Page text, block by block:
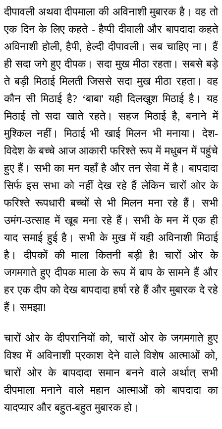
दीपावली अथवा दीपमाला की अविनाशी मुबारक है। वह तो
एक दिन के लिए कहते - हैप्पी दीवाली और बापदादा कहते
अविनाशी होली, हैपी, हेल्दी दीपावली। सब चाहिए ना। हैं
ही सदा जगे हुए दीपक। सदा मुख मीठा रहता। सबसे बड़े
ते बड़ी मिठाई मिलती जिससे सदा मुख मीठा रहता। वह
कौन सी मिठाई है? ‘बाबा' यही दिलखुश मिठाई है। यह
मिठाई तो सदा खाते रहते। सहज मिठाई है, बनाने में
मुश्किल नहीं। मिठाई भी खाई मिलन भी मनाया। देश-
विदेश के बच्चे आज आकारी फरिश्ते रूप में मधुबन में पहुंचे
हुए हैं। सभी का मन यहाँ है और तन सेवा में है। बापदादा
सिर्फ इस सभा को नहीं देख रहे हैं लेकिन चारों ओर के
फरिश्ते रूपधारी बच्चों से भी मिलन मना रहे हैं। सभी
उमंग-उत्साह में खूब मना रहे हैं। सभी के मन में एक ही
याद समाई हुई है। सभी के मुख में यही अविनाशी मिठाई
है। दीपकों की माला कितनी बड़ी है! चारों ओर के
जगमगाते हुए दीपक माला के रूप में बाप के सामने हैं और
हर एक दीप को देख बापदादा हर्षा रहे हैं और मुबारक दे रहे
हैं। समझा!
चारों ओर के दीपरानियों को, चारों ओर के जगमगाते हुए
विश्व में अविनाशी प्रकाश देने वाले विशेष आत्माओं को,
चारों ओर के बापदादा समान बनने वाले अर्थात् सभी
दीपमाला मनाने वाले महान आत्माओं को बापदादा का
यादप्यार और बहुत-बहुत मुबारक हो।